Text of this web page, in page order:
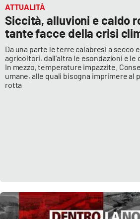
ATTUALITÀ
Siccità, alluvioni e caldo
tante facce della crisi
Da una parte le terre calabresi a secco
agricoltori, dall'altra le esondazioni e le
In mezzo, temperature impazzite.
umane, alle quali bisogna imprimere al
rotta